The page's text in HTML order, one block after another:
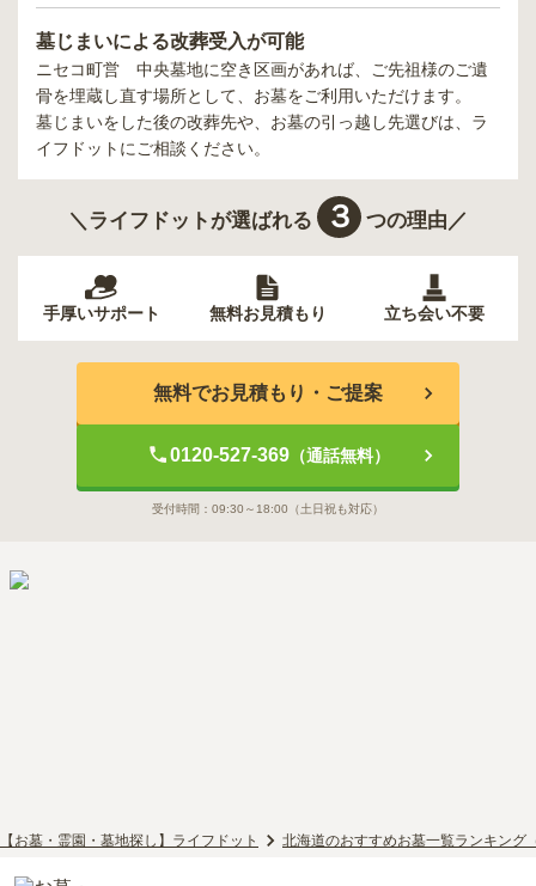
墓じまいによる改葬受入が可能
ニセコ町営 中央墓地に空き区画があれば、ご先祖様のご遺
骨を埋蔵し直す場所として、お墓をご利用いただけます。
墓じまいをした後の改葬先や、お墓の引っ越し先選びは、ラ
イフドットにご相談ください。
＼ライフドットが選ばれる ３ つの理由／
手厚いサポート 無料お見積もり 立ち会い不要
無料でお見積もり・ご提案
0120-527-369（通話無料）
受付時間： 09:30～18:00 （土日祝も対応）
【お墓・霊園・墓地探し】ライフドット 北海道のおすすめお墓一覧ランキング